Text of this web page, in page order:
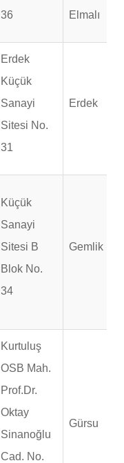
36
Elmalı
Erdek
Küçük
Sanayi
Sitesi No.
31
Erdek
Küçük
Sanayi
Sitesi B
Blok No.
34
Gemlik
Kurtuluş
OSB Mah.
Prof.Dr.
Oktay
Sinanoğlu
Cad. No.
Gürsu